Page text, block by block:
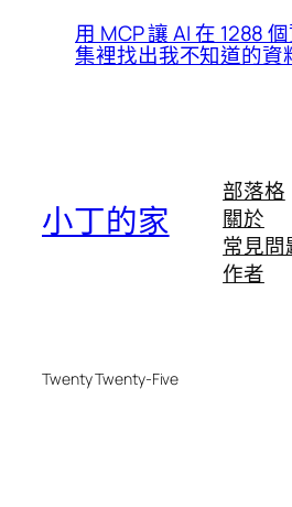
用 MCP 讓 AI 在 1288
集裡找出我不知道的資
小丁的家
部落格
關於
常見問
作者
Twenty Twenty-Five